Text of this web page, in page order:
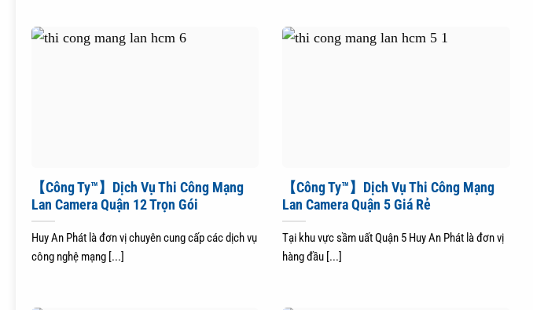
【Công Ty™】Dịch Vụ Thi Công Mạng
Lan Camera Quận 12 Trọn Gói
Huy An Phát là đơn vị chuyên cung cấp các dịch vụ
công nghệ mạng [...]
【Công Ty™】Dịch Vụ Thi Công Mạng
Lan Camera Quận 5 Giá Rẻ
Tại khu vực sầm uất Quận 5 Huy An Phát là đơn vị
hàng đầu [...]